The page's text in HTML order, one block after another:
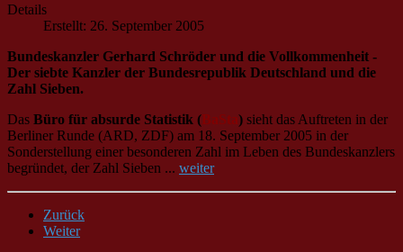
Details
Erstellt: 26. September 2005
Bundeskanzler Gerhard Schröder und die Vollkommenheit -
Der siebte Kanzler der Bundesrepublik Deutschland und die
Zahl Sieben.
Das Büro für absurde Statistik (BaSta) sieht das Auftreten in der
Berliner Runde (ARD, ZDF) am 18. September 2005 in der
Sonderstellung einer besonderen Zahl im Leben des Bundeskanzlers
begründet, der Zahl Sieben ... weiter
Zurück
Weiter